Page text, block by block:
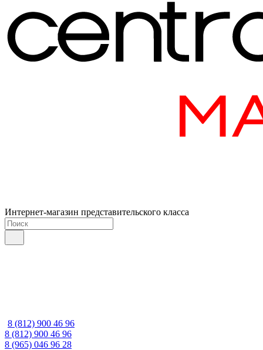
Интернет-магазин представительского класса
8 (812) 900 46 96
8 (812) 900 46 96
8 (965) 046 96 28